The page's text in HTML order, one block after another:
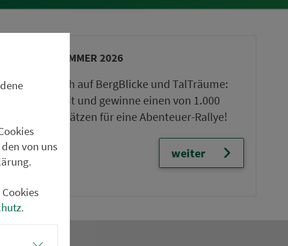
VGN-SOMMER 2026
Freu dich auf BergBlicke und TalTräume:
Mach mit und gewinne einen von 1.000
Team-Plätzen für eine Abenteuer-Rallye!
weiter
von uns
.